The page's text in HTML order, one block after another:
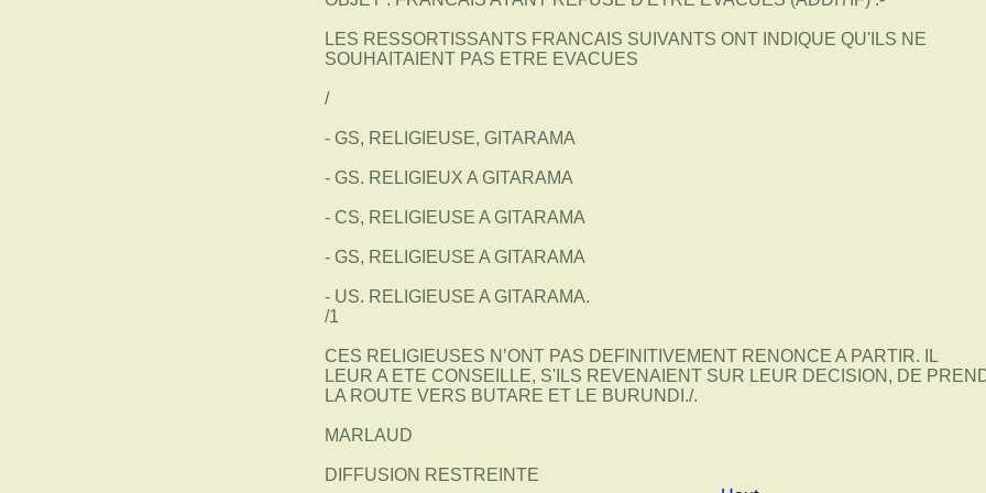
LES RESSORTISSANTS FRANCAIS SUIVANTS ONT INDIQUE QU'ILS NE
SOUHAITAIENT PAS ETRE EVACUES
/
- GS, RELIGIEUSE, GITARAMA
- GS. RELIGIEUX A GITARAMA
- CS, RELIGIEUSE A GITARAMA
- GS, RELIGIEUSE A GITARAMA
- US. RELIGIEUSE A GITARAMA.
/1
CES RELIGIEUSES N’ONT PAS DEFINITIVEMENT RENONCE A PARTIR. IL
LEUR A ETE CONSEILLE, S'ILS REVENAIENT SUR LEUR DECISION, DE
LA ROUTE VERS BUTARE ET LE BURUNDI./.
MARLAUD
DIFFUSION RESTREINTE